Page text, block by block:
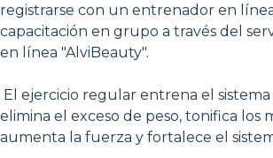
registrarse con un entrenador en
capacitación en grupo a través del
en línea "AlviBeauty".
El ejercicio regular entrena el
elimina el exceso de peso, tonifica los
aumenta la fuerza y fortalece el